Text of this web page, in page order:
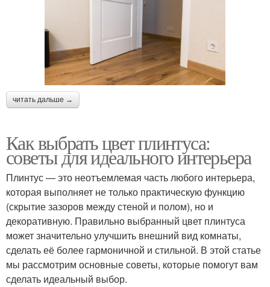
читать дальше →
Как выбрать цвет плинтуса:
советы для идеального интерьера
Плинтус — это неотъемлемая часть любого интерьера,
которая выполняет не только практическую функцию
(скрытие зазоров между стеной и полом), но и
декоративную. Правильно выбранный цвет плинтуса
может значительно улучшить внешний вид комнаты,
сделать её более гармоничной и стильной. В этой статье
мы рассмотрим основные советы, которые помогут вам
сделать идеальный выбор.